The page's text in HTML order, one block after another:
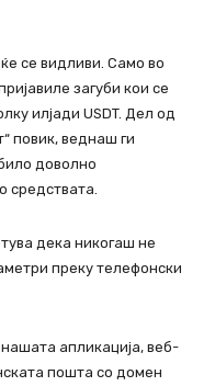
се видливи. Само во
загуби кои се
илјади USDT. Дел од
повик, веднаш ги
доволно
средствата.
дека никогаш не
преку телефонски
апликација, веб-
пошта со домен